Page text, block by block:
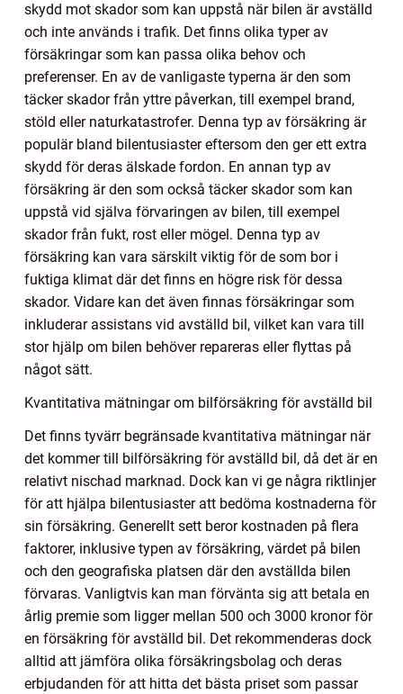
skydd mot skador som kan uppstå när bilen är avställd
och inte används i trafik. Det finns olika typer av
försäkringar som kan passa olika behov och
preferenser. En av de vanligaste typerna är den som
täcker skador från yttre påverkan, till exempel brand,
stöld eller naturkatastrofer. Denna typ av försäkring är
populär bland bilentusiaster eftersom den ger ett extra
skydd för deras älskade fordon. En annan typ av
försäkring är den som också täcker skador som kan
uppstå vid själva förvaringen av bilen, till exempel
skador från fukt, rost eller mögel. Denna typ av
försäkring kan vara särskilt viktig för de som bor i
fuktiga klimat där det finns en högre risk för dessa
skador. Vidare kan det även finnas försäkringar som
inkluderar assistans vid avställd bil, vilket kan vara till
stor hjälp om bilen behöver repareras eller flyttas på
något sätt.
Kvantitativa mätningar om bilförsäkring för avställd bil
Det finns tyvärr begränsade kvantitativa mätningar när
det kommer till bilförsäkring för avställd bil, då det är en
relativt nischad marknad. Dock kan vi ge några riktlinjer
för att hjälpa bilentusiaster att bedöma kostnaderna för
sin försäkring. Generellt sett beror kostnaden på flera
faktorer, inklusive typen av försäkring, värdet på bilen
och den geografiska platsen där den avställda bilen
förvaras. Vanligtvis kan man förvänta sig att betala en
årlig premie som ligger mellan 500 och 3000 kronor för
en försäkring för avställd bil. Det rekommenderas dock
alltid att jämföra olika försäkringsbolag och deras
erbjudanden för att hitta det bästa priset som passar